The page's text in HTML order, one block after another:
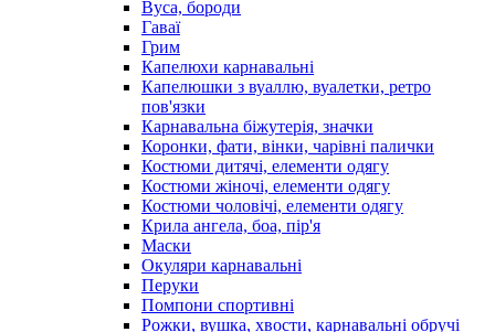
Вуса, бороди
Гаваї
Грим
Капелюхи карнавальні
Капелюшки з вуаллю, вуалетки, ретро
пов'язки
Карнавальна біжутерія, значки
Коронки, фати, вінки, чарівні палички
Костюми дитячі, елементи одягу
Костюми жіночі, елементи одягу
Костюми чоловічі, елементи одягу
Крила ангела, боа, пір'я
Маски
Окуляри карнавальні
Перуки
Помпони спортивні
Рожки, вушка, хвости, карнавальні обручі